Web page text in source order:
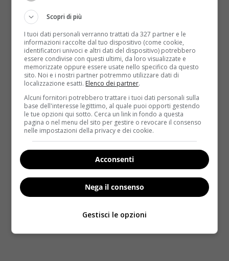
che al risveglio avevano mangiato il gelato potevano
contare su tempi di reazione più rapidi e riuscivano
ad elaborare informazioni in modo più rapido.
Scopri di più
I tuoi dati personali verranno trattati da 327 partner e le
informazioni raccolte dal tuo dispositivo (come cookie,
identificatori univoci e altri dati del dispositivo) potrebbero
essere condivise con questi ultimi, da loro visualizzate e
memorizzate oppure essere usate nello specifico da questo
sito. Noi e i nostri partner potremmo utilizzare dati di
localizzazione esatti. Elenco dei partner.
Alcuni fornitori potrebbero trattare i tuoi dati personali sulla
base dell'interesse legittimo, al quale puoi opporti gestendo
le tue opzioni qui sotto. Cerca un link in fondo a questa
pagina o nel menu del sito per gestire o revocare il consenso
nelle impostazioni della privacy e dei cookie.
Acconsenti
Nega il consenso
Gestisci le opzioni